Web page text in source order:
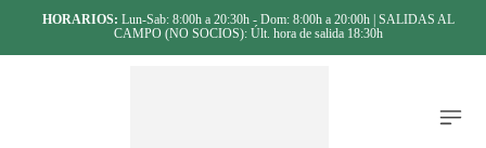
HORARIOS: Lun-Sab: 8:00h a 20:30h - Dom: 8:00h a 20:00h | SALIDAS AL
CAMPO (NO SOCIOS): Últ. hora de salida 18:30h